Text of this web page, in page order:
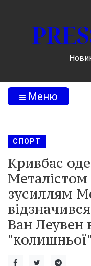
Меню
СПОРТ
Кривбас
Металістом
зусиллям
Ван Леувен